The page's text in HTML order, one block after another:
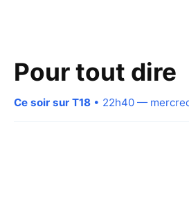
Pour tout dire
Ce soir sur T18 • 22h40 —